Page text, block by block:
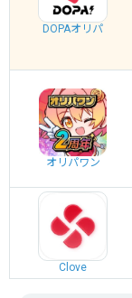
DOPAオリパ
オリパワン
Clove